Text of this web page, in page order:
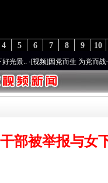
10
9
8
7
6
5
4
频]因党而生 为党而战——百年“
部被举报与女